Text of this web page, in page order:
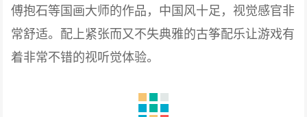
傅抱石等国画大师的作品，中国风十足，视觉感官非
常舒适。配上紧张而又不失典雅的古筝配乐让游戏有
着非常不错的视听觉体验。